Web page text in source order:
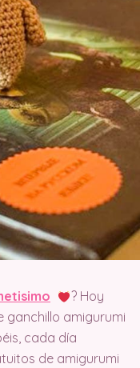
? Hoy
amigurumi
cada día
de amigurumi